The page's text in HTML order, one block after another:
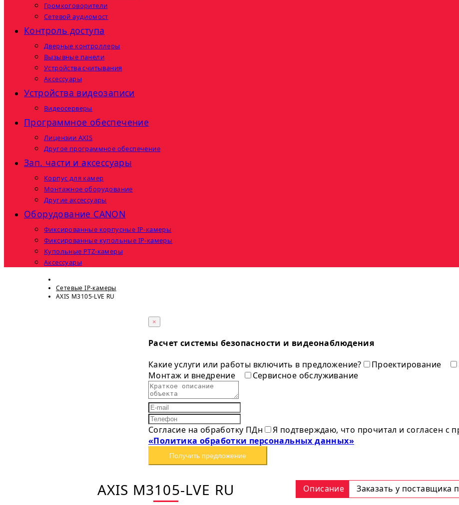
Громкоговорители
Сетевой аудиомост
Контроль доступа
Дверные контроллеры
Вызывные панели
Устройства считывания
Аксессуары
Устройства видеозаписи
Видеосерверы
Программное обеспечение
Лицензии AXIS
Другое программное обеспечение
Зап. части и аксессуары
Корпус для камер
Монтажное оборудование
Другие аксессуары
Оборудование CANON
Фиксированные корпусные IP-камеры
Фиксированные купольные IP-камеры
Купольные PTZ-камеры
Аксессуары
Сетевые IP-камеры
AXIS M3105-LVE RU
×
Расчет системы безопасности и видеонаблюдения
Какие услуги или работы включить в предложение?
Проектирование
Монтаж и внедрение
Сервисное обслуживание
Согласие на обработку ПДн
Я подтверждаю, что прочитал и согласен с
«Политика обработки персональных данных»
Получить предложение
AXIS M3105-LVE RU Описание Заказать у поставщика